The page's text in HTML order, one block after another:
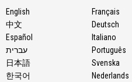
English
中文
Español
עברית
日本語
한국어
Français
Deutsch
Italiano
Português
Svenska
Nederlands